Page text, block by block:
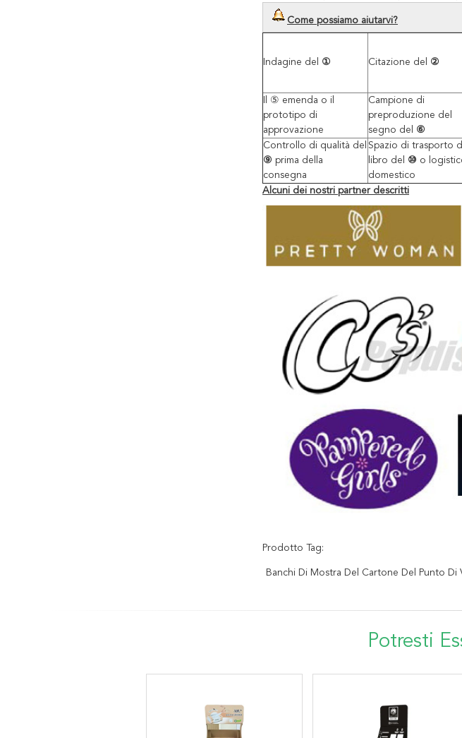
Come possiamo aiutarvi?
Indagine del ① Citazione del ②
Il ⑤ emenda o il
prototipo di
approvazione
Campione di
preproduzione del
segno del ⑥
Controllo di qualità del
⑨ prima della
consegna
Spazio di trasporto
libro del ⑩ o
domestico
Alcuni dei nostri partner descritti
Prodotto Tag:
Banchi Di Mostra Del Cartone Del Punto Di
Potresti